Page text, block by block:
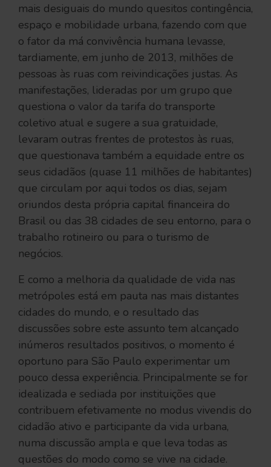
mais desiguais do mundo quesitos contingência,
espaço e mobilidade urbana, fazendo com que
o fator da má convivência humana levasse,
tardiamente, em junho de 2013, milhões de
pessoas às ruas com reivindicações justas. As
manifestações, lideradas por um grupo que
questiona o valor da tarifa do transporte
coletivo atual e sugere a sua gratuidade,
levaram outras frentes de protestos às ruas,
que questionava também a equidade entre os
seus cidadãos (quase 11 milhões de habitantes)
que circulam por aqui todos os dias, sejam
oriundos desta própria capital financeira do
Brasil ou das 38 cidades de seu entorno, para o
trabalho rotineiro ou para o turismo de
negócios.
E como a melhoria da qualidade de vida nas
metrópoles está em pauta nas mais distantes
cidades do mundo, e o resultado das
discussões sobre este assunto tem alcançado
inúmeros resultados positivos, o momento é
oportuno para São Paulo experimentar um
pouco dessa experiência. Principalmente se for
idealizada e sediada por instituições que
contribuem efetivamente no modus vivendis do
cidadão ativo e participante da vida urbana,
numa discussão ampla e que leva todas as
questões do modo como se vive na cidade.